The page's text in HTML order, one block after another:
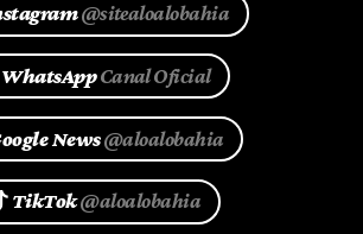
@sitealoalobahia
WhatsAppCanal Oficial
News@aloalobahia
TikTok@aloalobahia